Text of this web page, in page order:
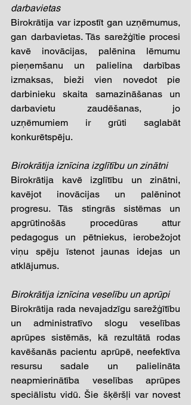
darbavietas
Birokrātija var izpostīt gan uzņēmumus,
gan darbavietas. Tās sarežģītie procesi
kavē inovācijas, palēnina lēmumu
pieņemšanu un palielina darbības
izmaksas, bieži vien novedot pie
darbinieku skaita samazināšanas un
darbavietu zaudēšanas, jo
uzņēmumiem ir grūti saglabāt
konkurētspēju.
Birokrātija iznīcina izglītību un zinātni
Birokrātija kavē izglītību un zinātni,
kavējot inovācijas un palēninot
progresu. Tās stingrās sistēmas un
apgrūtinošās procedūras attur
pedagogus un pētniekus, ierobežojot
viņu spēju īstenot jaunas idejas un
atklājumus.
Birokrātija iznīcina veselību un aprūpi
Birokrātija rada nevajadzīgu sarežģītību
un administratīvo slogu veselības
aprūpes sistēmās, kā rezultātā rodas
kavēšanās pacientu aprūpē, neefektīva
resursu sadale un palielināta
neapmierinātība veselības aprūpes
speciālistu vidū. Šie šķēršļi var novest